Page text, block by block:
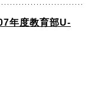
年度教育部U-